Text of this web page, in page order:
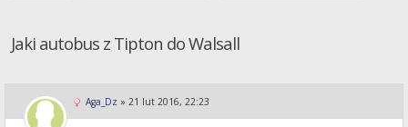
Jaki autobus z Tipton do Walsall
Aga_Dz » 21 lut 2016, 22:23